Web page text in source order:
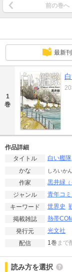
前の巻へ
最新刊
1
巻
作品詳細
タイトル
白い艦隊
かな
しろいか
作家 黒井緑
ジャンル 青年コ
キーワード
世界史
掲載雑誌
熱帯
発行元
光文社
配信
1巻 まで
読み方を選択